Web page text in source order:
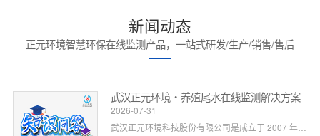
新闻动态
正元环境智慧环保在线监测产品，一站式研发/生产/销售/售后
武汉正元环境・养殖尾水在线监测解决方案
2026-07-31